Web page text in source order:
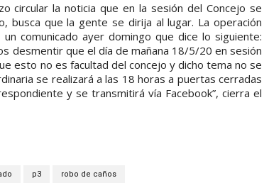
circular la noticia que en la sesión del Concejo se
busca que la gente se dirija al lugar. La operación
comunicado ayer domingo que dice lo siguiente:
desmentir que el día de mañana 18/5/20 en sesión
esto no es facultad del concejo y dicho tema no se
se realizará a las 18 horas a puertas cerradas
y se transmitirá vía Facebook”, cierra el
p3 robo de caños